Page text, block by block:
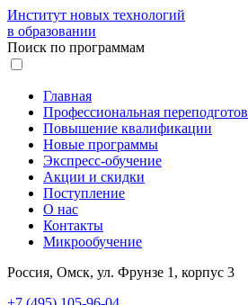
Институт новых технологий
в образовании
Поиск по программам
Главная
Профессиональная
Повышение квалификации
Новые программы
Экспресс-обучение
Акции и скидки
Поступление
О нас
Контакты
Микрообучение
Россия, Омск, ул. Фрунзе 1, корпус 3